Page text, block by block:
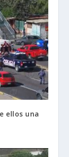
ellos una